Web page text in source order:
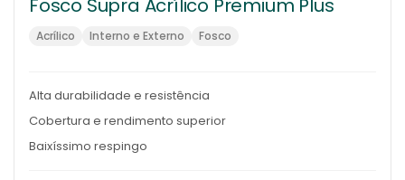
Fosco Supra Acrílico Premium Plus
Acrílico Interno e Externo Fosco
Alta durabilidade e resistência
Cobertura e rendimento superior
Baixíssimo respingo